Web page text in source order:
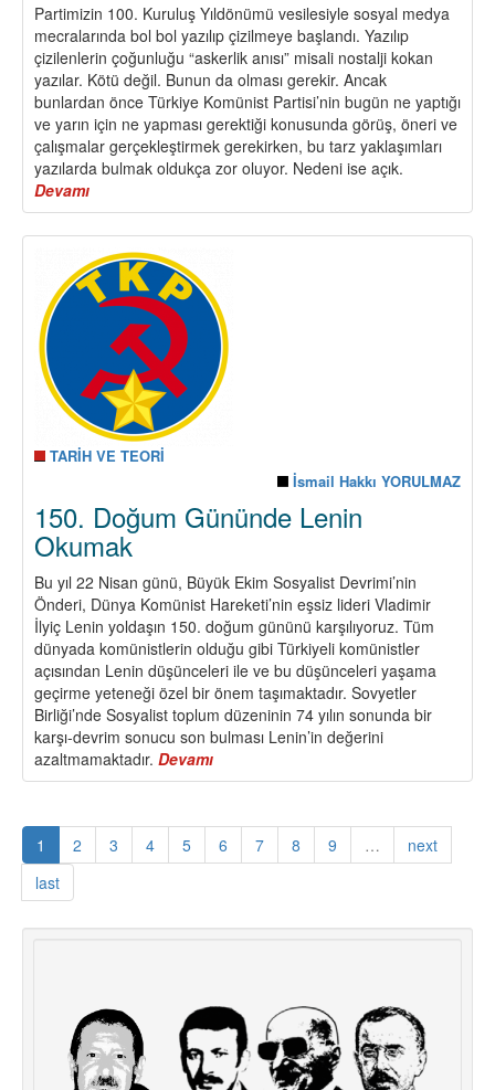
Partimizin 100. Kuruluş Yıldönümü vesilesiyle sosyal medya
mecralarında bol bol yazılıp çizilmeye başlandı. Yazılıp
çizilenlerin çoğunluğu “askerlik anısı” misali nostalji kokan
yazılar. Kötü değil. Bunun da olması gerekir. Ancak
bunlardan önce Türkiye Komünist Partisi’nin bugün ne yaptığı
ve yarın için ne yapması gerektiği konusunda görüş, öneri ve
çalışmalar gerçekleştirmek gerekirken, bu tarz yaklaşımları
yazılarda bulmak oldukça zor oluyor. Nedeni ise açık.
Devamı
Türkiye
Komünist
Partisi
“Tarihsel”
Değildir,
Yasaklıdır!
TARİH VE TEORİ
İsmail Hakkı YORULMAZ
150. Doğum Gününde Lenin
Okumak
Bu yıl 22 Nisan günü, Büyük Ekim Sosyalist Devrimi’nin
Önderi, Dünya Komünist Hareketi’nin eşsiz lideri Vladimir
İlyiç Lenin yoldaşın 150. doğum gününü karşılıyoruz. Tüm
dünyada komünistlerin olduğu gibi Türkiyeli komünistler
açısından Lenin düşünceleri ile ve bu düşünceleri yaşama
geçirme yeteneği özel bir önem taşımaktadır. Sovyetler
Birliği’nde Sosyalist toplum düzeninin 74 yılın sonunda bir
karşı-devrim sonucu son bulması Lenin’in değerini
azaltmamaktadır. Devamı
150.
Gününde
Lenin
Okumak
1 2 3 4 5 6 7 8 9 …
next
last